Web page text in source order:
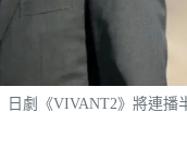
日劇《VIVANT2》將連播